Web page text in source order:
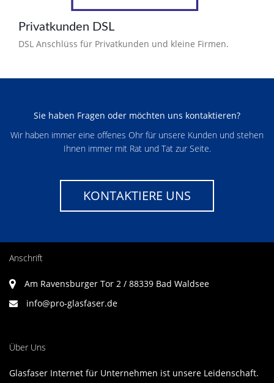
Privatkunden DSL
DSL Anschlüss für Privatkunden und kleine Firmen.
Sie haben Fragen oder möchten uns kontaktieren?
Wir haben immer eine offenes Ohr für unsere Kunden und stehen
Ihnen immer mit Rat und Tat zur Seite.
KONTAKTIERE UNS
Anschrift
Am Ravensburger Tor 2 / 88339 Bad Waldsee
info@pro-glasfaser.de
Über Uns
Glasfaser Internet für Unternehmen ist unsere Leidenschaft.